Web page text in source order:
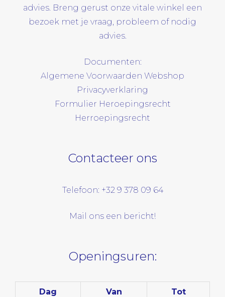
advies. Breng gerust onze vitale winkel een
bezoek met je vraag, probleem of nodig
advies.
Documenten:
Algemene Voorwaarden Webshop
Privacyverklaring
Formulier Heroepingsrecht
Herroepingsrecht
Contacteer ons
Telefoon: +32 9 378 09 64
Mail ons een bericht!
Openingsuren:
Dag Van Tot